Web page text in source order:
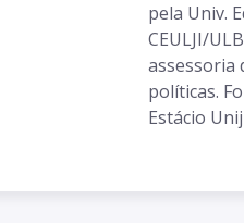
pela Univ.
CEULJI/
assessoria
políticas.
Estácio